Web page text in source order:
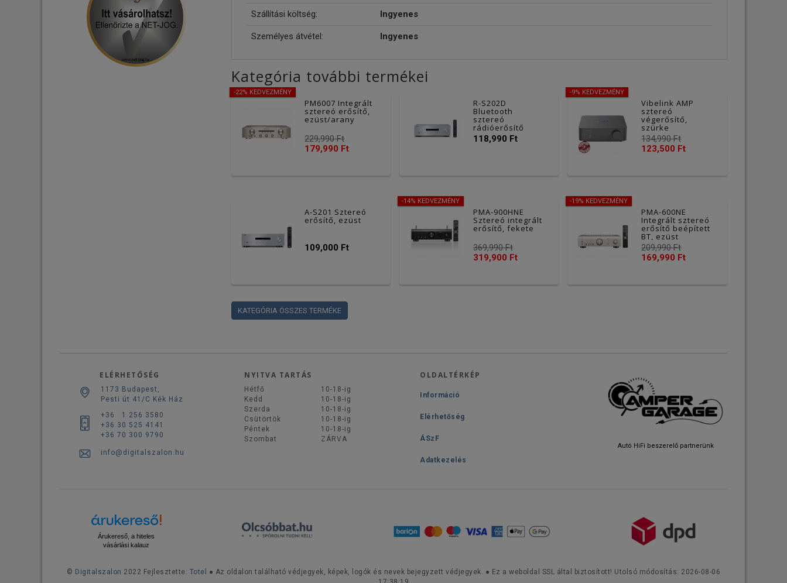
Szállítási költség: Ingyenes
Személyes átvétel: Ingyenes
Kategória további termékei
-22% KEDVEZMÉNY
PM6007 Integrált
sztereó erősítő,
ezüst/arany
229,990 Ft
179,990 Ft
R-S202D
Bluetooth
sztereó
rádióerősítő
DAB+, ezüst
118,990 Ft
-9% KEDVEZMÉNY
Vibelink AMP
sztereó
végerősítő,
szürke
134,990 Ft
123,500 Ft
A-S201 Sztereó
erősítő, ezüst
109,000 Ft
-14% KEDVEZMÉNY
PMA-900HNE
Sztereó integrált
erősítő, fekete
369,990 Ft
319,900 Ft
-19% KEDVEZMÉNY
PMA-600NE
Integrált sztereó
erősítő beépített
BT, ezüst
209,990 Ft
169,990 Ft
KATEGÓRIA ÖSSZES TERMÉKE
ELÉRHETŐSÉG
1173 Budapest,
Pesti út 41/C Kék Ház
+36 1 256 3580
+36 30 525 4141
+36 70 300 9790
info@digitalszalon.hu
NYITVA TARTÁS
Hétfő
10-18-ig
Kedd
10-18-ig
Szerda
10-18-ig
Csütörtök
10-18-ig
Péntek
10-18-ig
Szombat
ZÁRVA
OLDALTÉRKÉP
Információ
Elérhetőség
ÁSzF
Adatkezelés
Autó HiFi beszerelő partnerünk
Árukereső, a hiteles
vásárlási kalauz
© Digitalszalon 2022 Fejlesztette: Totel
● Az oldalon található védjegyek, képek, logók és nevek bejegyzett védjegyek. ● Ez a weboldal SSL által biztosított! Utolsó módosítás: 2026-08-06